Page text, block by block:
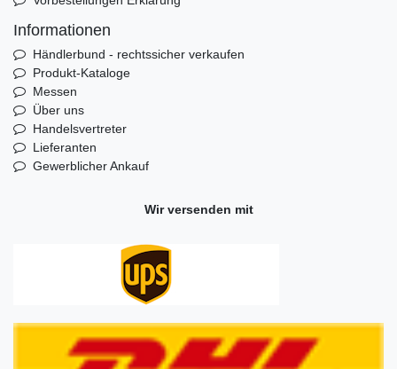
Informationen
Händlerbund - rechtssicher verkaufen
Produkt-Kataloge
Messen
Über uns
Handelsvertreter
Lieferanten
Gewerblicher Ankauf
Wir versenden mit